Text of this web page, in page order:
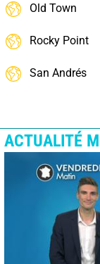
Old Town
Rocky Point
San Andrés
ACTUALITÉ